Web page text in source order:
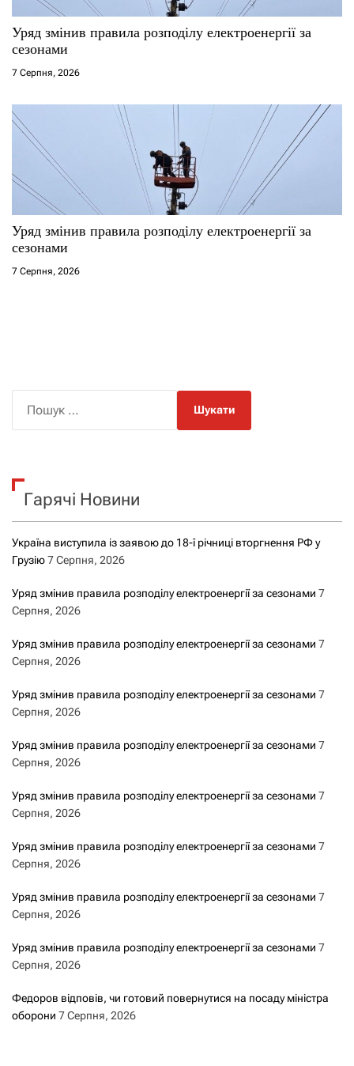
Уряд змінив правила розподілу електроенергії за
сезонами
7 Серпня, 2026
Уряд змінив правила розподілу електроенергії за
сезонами
7 Серпня, 2026
к
Гарячі Новини
Україна виступила із заявою до 18-ї річниці вторгнення РФ у
Грузію7 Серпня, 2026
Уряд змінив правила розподілу електроенергії за сезонами 7
Серпня, 2026
Уряд змінив правила розподілу електроенергії за сезонами 7
Серпня, 2026
Уряд змінив правила розподілу електроенергії за сезонами 7
Серпня, 2026
Уряд змінив правила розподілу електроенергії за сезонами 7
Серпня, 2026
Уряд змінив правила розподілу електроенергії за сезонами 7
Серпня, 2026
Уряд змінив правила розподілу електроенергії за сезонами 7
Серпня, 2026
Уряд змінив правила розподілу електроенергії за сезонами 7
Серпня, 2026
Уряд змінив правила розподілу електроенергії за сезонами 7
Серпня, 2026
Федоров відповів, чи готовий повернутися на посаду міністра
оборони 7 Серпня, 2026